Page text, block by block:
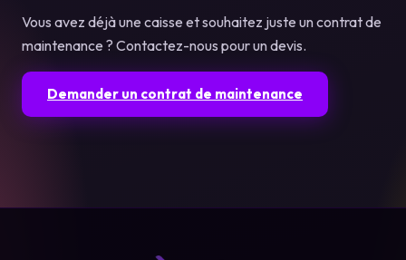
Vous avez déjà une caisse et souhaitez juste un contrat de
maintenance ? Contactez-nous pour un devis.
Demander un contrat de maintenance